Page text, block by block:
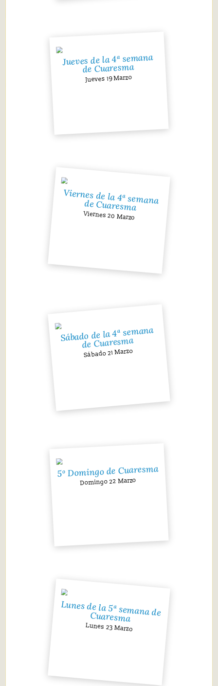
Jueves de la 4ª semana
de Cuaresma
Jueves 19 Marzo
Viernes de la 4ª semana
de Cuaresma
Viernes 20 Marzo
Sábado de la 4ª semana
de Cuaresma
Sábado 21 Marzo
5º Domingo de Cuaresma
Domingo 22 Marzo
Lunes de la 5ª semana de
Cuaresma
Lunes 23 Marzo